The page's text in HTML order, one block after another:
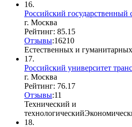
16.
Российский государственный
г. Москва
Рейтинг: 85.15
Отзывы:16210
Естественных и
17.
Российский университет
г. Москва
Рейтинг: 76.17
Отзывы:11
Технический и
технологический
18.